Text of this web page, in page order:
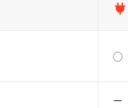
◯
ー